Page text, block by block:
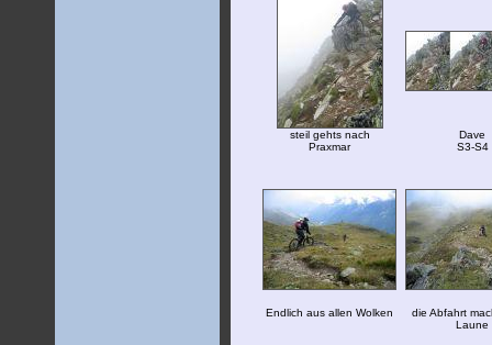
steil gehts nach
Praxmar
Dave
S3-S4
Endlich aus allen Wolken
die Abfahrt
Laune